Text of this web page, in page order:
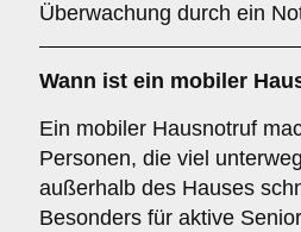
Überwachung durch ein
Wann ist ein mobiler
Ein mobiler Hausnotruf
Personen, die viel
außerhalb des Hauses
Besonders für aktive